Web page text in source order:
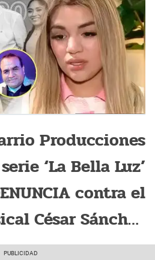
Producciones
‘La Bella Luz’
contra el
César Sánchez
"No podemos..."